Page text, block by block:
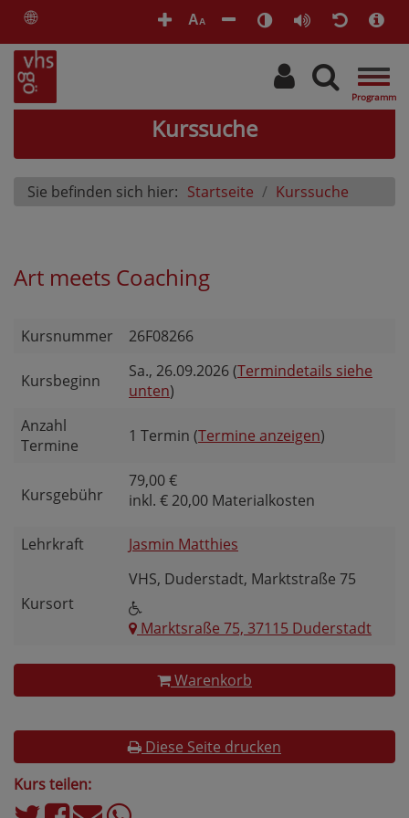
🌐 AA
Kurssuche
Sie befinden sich hier: Startseite Kurssuche
Art meets Coaching
Kursnummer 26F08266
Kursbeginn Sa., 26.09.2026 (Termindetails siehe
unten)
Anzahl
Termine
1 Termin (Termine anzeigen)
Kursgebühr
79,00 €
inkl. € 20,00 Materialkosten
Lehrkraft Jasmin Matthies
Kursort
VHS, Duderstadt, Marktstraße 75
Marktsraße 75, 37115 Duderstadt
Warenkorb
Diese Seite drucken
Kurs teilen: